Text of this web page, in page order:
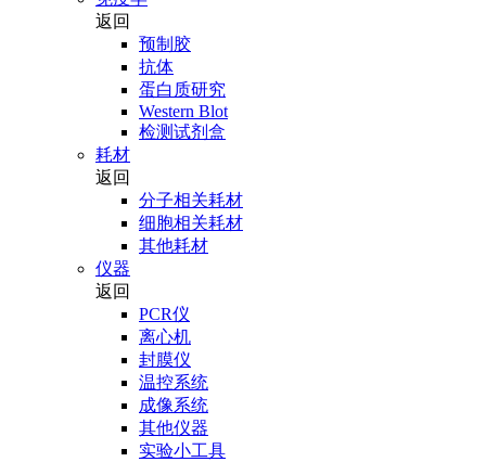
返回
预制胶
抗体
蛋白质研究
Western Blot
检测试剂盒
耗材
返回
分子相关耗材
细胞相关耗材
其他耗材
仪器
返回
PCR仪
离心机
封膜仪
温控系统
成像系统
其他仪器
实验小工具